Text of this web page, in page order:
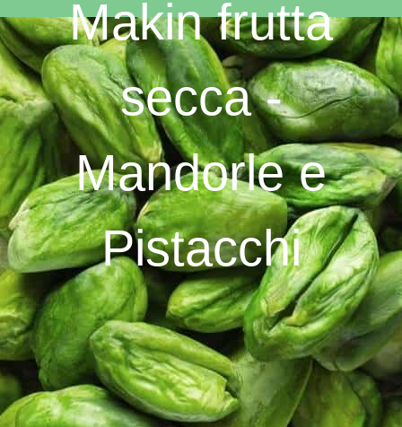
Makin frutta
secca -
Mandorle e
Pistacchi